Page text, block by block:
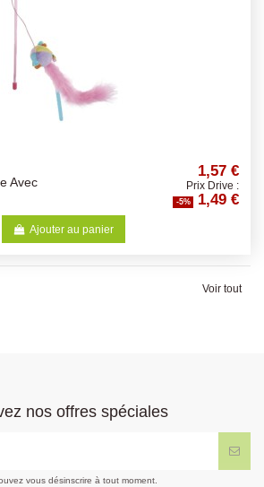
Avec
1,57 €
Prix Drive :
-5% 1,49 €
Ajouter au panier
Voir tout
nos offres spéciales
vous désinscrire à tout moment.